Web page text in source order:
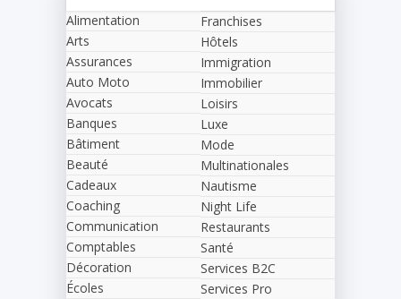
Alimentation
Arts
Assurances
Auto Moto
Avocats
Banques
Bâtiment
Beauté
Cadeaux
Coaching
Communication
Comptables
Décoration
Écoles
Franchises
Hôtels
Immigration
Immobilier
Loisirs
Luxe
Mode
Multinationales
Nautisme
Night Life
Restaurants
Santé
Services B2C
Services Pro